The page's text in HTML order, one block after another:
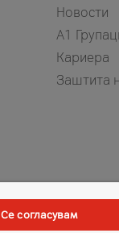
Новости
А1
Кариера
Заштита
Се согласувам